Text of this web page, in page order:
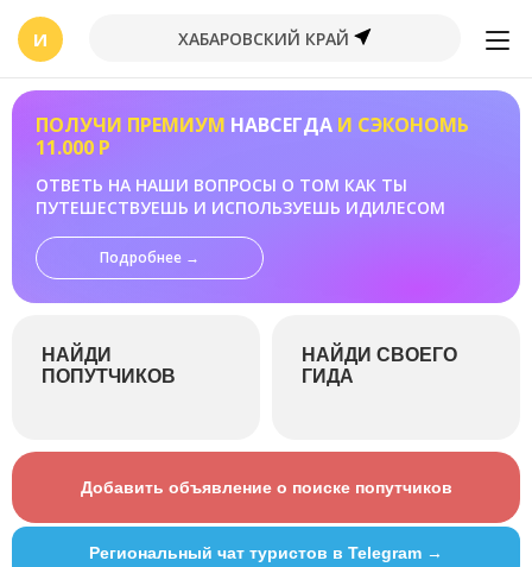
И ХАБАРОВСКИЙ КРАЙ
ПОЛУЧИ ПРЕМИУМ НАВСЕГДА И СЭКОНОМЬ
11.000 Р
ОТВЕТЬ НА НАШИ ВОПРОСЫ О ТОМ КАК ТЫ
ПУТЕШЕСТВУЕШЬ И ИСПОЛЬЗУЕШЬ ИДИЛЕСОМ
Подробнее →
НАЙДИ
ПОПУТЧИКОВ
НАЙДИ СВОЕГО
ГИДА
Добавить объявление о поиске попутчиков
Региональный чат туристов в Telegram →